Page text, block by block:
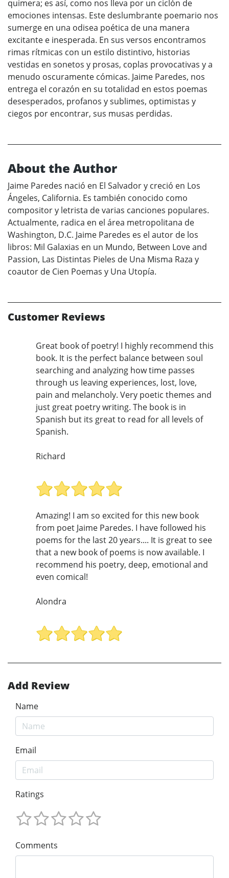
quimera; es así, como nos lleva por un ciclón de
emociones intensas. Este deslumbrante poemario nos
sumerge en una odisea poética de una manera
excitante e inesperada. En sus versos encontramos
rimas rítmicas con un estilo distintivo, historias
vestidas en sonetos y prosas, coplas provocativas y a
menudo oscuramente cómicas. Jaime Paredes, nos
entrega el corazón en su totalidad en estos poemas
desesperados, profanos y sublimes, optimistas y
ciegos por encontrar, sus musas perdidas.
About the Author
Jaime Paredes nació en El Salvador y creció en Los
Ángeles, California. Es también conocido como
compositor y letrista de varias canciones populares.
Actualmente, radica en el área metropolitana de
Washington, D.C. Jaime Paredes es el autor de los
libros: Mil Galaxias en un Mundo, Between Love and
Passion, Las Distintas Pieles de Una Misma Raza y
coautor de Cien Poemas y Una Utopía.
Customer Reviews
Great book of poetry! I highly recommend this
book. It is the perfect balance between soul
searching and analyzing how time passes
through us leaving experiences, lost, love,
pain and melancholy. Very poetic themes and
just great poetry writing. The book is in
Spanish but its great to read for all levels of
Spanish.
Richard
Amazing! I am so excited for this new book
from poet Jaime Paredes. I have followed his
poems for the last 20 years.... It is great to see
that a new book of poems is now available. I
recommend his poetry, deep, emotional and
even comical!
Alondra
Add Review
Name
Email
Ratings
Comments